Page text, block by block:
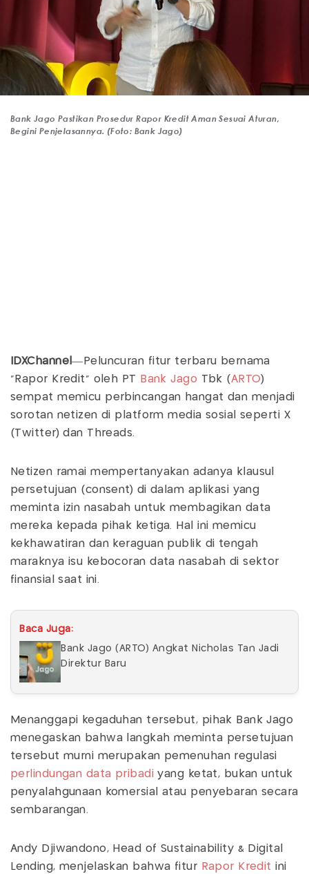
Bank Jago Pastikan Prosedur Rapor Kredit Aman Sesuai Aturan,
Begini Penjelasannya. (Foto: Bank Jago)
IDXChannel—Peluncuran fitur terbaru bernama
"Rapor Kredit" oleh PT
Bank Jago Tbk (ARTO)
sempat memicu perbincangan hangat dan menjadi
sorotan netizen di platform media sosial seperti X
(Twitter) dan Threads.
Netizen ramai mempertanyakan adanya klausul
persetujuan (consent) di dalam aplikasi yang
meminta izin nasabah untuk membagikan data
mereka kepada pihak ketiga. Hal ini memicu
kekhawatiran dan keraguan publik di tengah
maraknya isu kebocoran data nasabah di sektor
finansial saat ini.
Baca Juga:
Bank Jago (ARTO) Angkat Nicholas Tan Jadi
Direktur Baru
Menanggapi kegaduhan tersebut, pihak Bank Jago
menegaskan bahwa langkah meminta persetujuan
tersebut murni merupakan pemenuhan regulasi
perlindungan data pribadi yang ketat, bukan untuk
penyalahgunaan komersial atau penyebaran secara
sembarangan.
Andy Djiwandono, Head of Sustainability & Digital
Lending, menjelaskan bahwa fitur Rapor Kredit ini